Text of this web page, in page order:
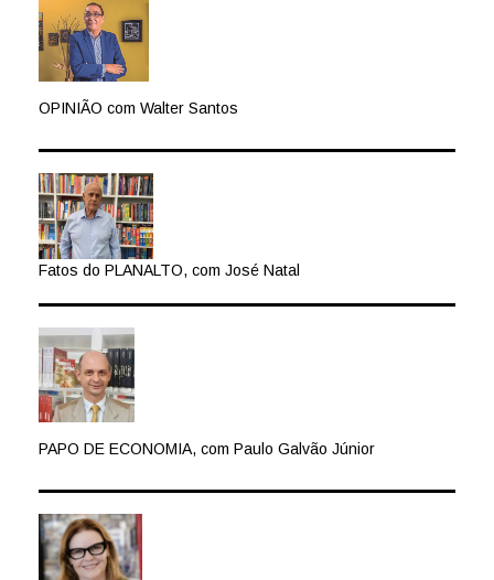
OPINIÃO com Walter Santos
Fatos do PLANALTO, com José Natal
PAPO DE ECONOMIA, com Paulo Galvão Júnior